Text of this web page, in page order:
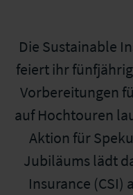
Die Sustainable
feiert ihr
Vorbereitungen
auf Hochtouren
Aktion für
Jubiläums lädt
Insurance (CSI)